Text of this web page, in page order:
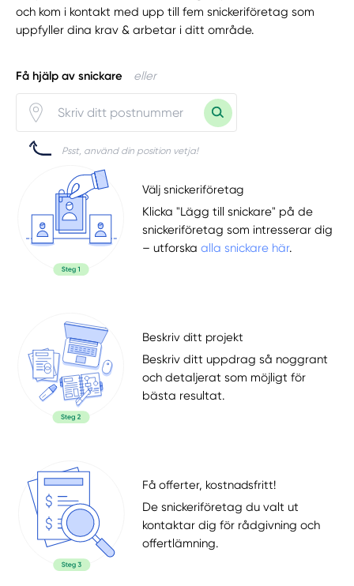
och kom i kontakt med upp till fem snickeriföretag som
uppfyller dina krav & arbetar i ditt område.
Få hjälp av snickare eller
Psst, använd din position vetja!
Välj snickeriföretag
Klicka "Lägg till snickare" på de
snickeriföretag som intresserar dig
– utforskaalla snickare här.
Beskriv ditt projekt
Beskriv ditt uppdrag så noggrant
och detaljerat som möjligt för
bästa resultat.
Få offerter, kostnadsfritt!
De snickeriföretag du valt ut
kontaktar dig för rådgivning och
offertlämning.